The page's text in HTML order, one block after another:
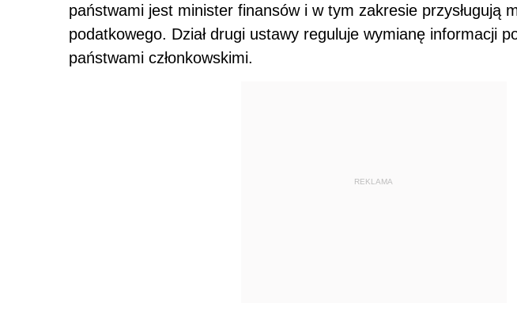
państwami jest minister finansów i w tym zakresie przysługują
podatkowego. Dział drugi ustawy reguluje wymianę informacji
państwami członkowskimi.
REKLAMA